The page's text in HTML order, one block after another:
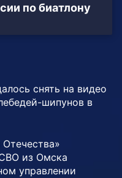
по биатлону
снять на видео
шипунов в
из Омска
управлении